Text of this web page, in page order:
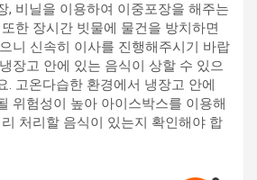
, 비닐을 이용하여 이중포장을 해주는
한 장시간 빗물에 물건을 방치하면
니 신속히 이사를 진행해주시기 바랍
장고 안에 있는 음식이 상할 수 있으
. 고온다습한 환경에서 냉장고 안에
위험성이 높아 아이스박스를 이용해
처리할 음식이 있는지 확인해야 합